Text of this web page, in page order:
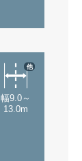
幅9.0～
13.0m
他